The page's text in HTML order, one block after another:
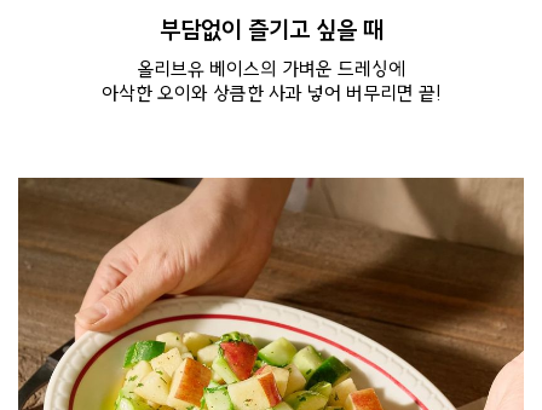
부담없이 즐기고 싶을 때
올리브유 베이스의 가벼운 드레싱에
아삭한 오이와 상큼한 사과 넣어 버무리면 끝!